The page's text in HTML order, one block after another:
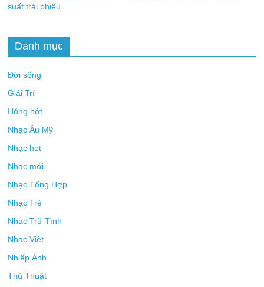
suất trái phiếu
Danh mục
Đời sống
Giải Trí
Hóng hớt
Nhạc Âu Mỹ
Nhạc hot
Nhạc mới
Nhạc Tổng Hợp
Nhạc Trẻ
Nhạc Trữ Tình
Nhạc Việt
Nhiếp Ảnh
Thủ Thuật